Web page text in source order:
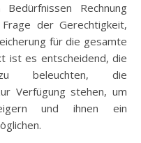
Rechnung
der Gerechtigkeit,
für die gesamte
ist es entscheidend, die
beleuchten, die
Verfügung stehen, um
und ihnen ein